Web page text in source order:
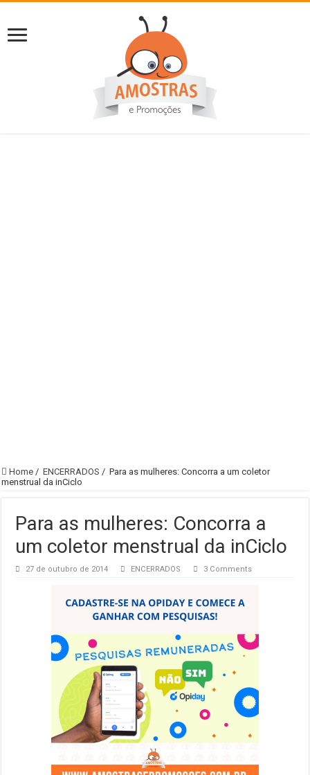
Home / ENCERRADOS / Para as mulheres: Concorra a um coletor
menstrual da inCiclo
Para as mulheres: Concorra a
um coletor menstrual da inCiclo
27 de outubro de 2014 ENCERRADOS 3 Comments